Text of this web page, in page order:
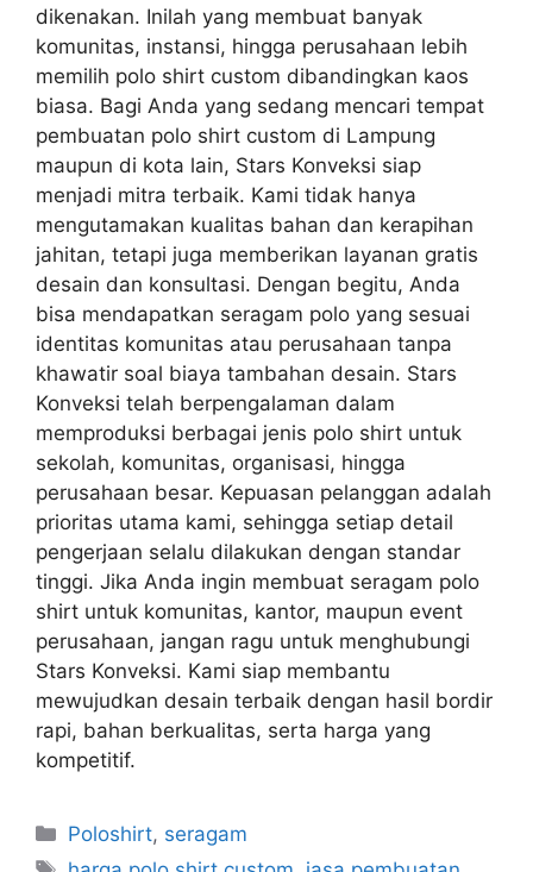
dikenakan. Inilah yang membuat banyak
komunitas, instansi, hingga perusahaan lebih
memilih polo shirt custom dibandingkan kaos
biasa. Bagi Anda yang sedang mencari tempat
pembuatan polo shirt custom di Lampung
maupun di kota lain, Stars Konveksi siap
menjadi mitra terbaik. Kami tidak hanya
mengutamakan kualitas bahan dan kerapihan
jahitan, tetapi juga memberikan layanan gratis
desain dan konsultasi. Dengan begitu, Anda
bisa mendapatkan seragam polo yang sesuai
identitas komunitas atau perusahaan tanpa
khawatir soal biaya tambahan desain. Stars
Konveksi telah berpengalaman dalam
memproduksi berbagai jenis polo shirt untuk
sekolah, komunitas, organisasi, hingga
perusahaan besar. Kepuasan pelanggan adalah
prioritas utama kami, sehingga setiap detail
pengerjaan selalu dilakukan dengan standar
tinggi. Jika Anda ingin membuat seragam polo
shirt untuk komunitas, kantor, maupun event
perusahaan, jangan ragu untuk menghubungi
Stars Konveksi. Kami siap membantu
mewujudkan desain terbaik dengan hasil bordir
rapi, bahan berkualitas, serta harga yang
kompetitif.
Poloshirt, seragam